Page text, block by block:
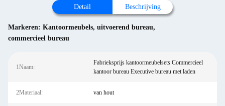
Detail Beschrijving
Markeren: Kantoormeubels, uitvoerend bureau,
commercieel bureau
1Naam:
Fabrieksprijs kantoormeubelsets Commercieel
kantoor bureau Executive bureau met laden
2Materiaal: van hout